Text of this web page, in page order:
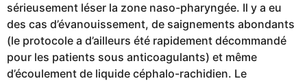
sérieusement léser la zone naso-pharyngée. Il y a eu
des cas d’évanouissement, de saignements abondants
(le protocole a d’ailleurs été rapidement décommandé
pour les patients sous anticoagulants) et même
d’écoulement de liquide céphalo-rachidien. Le